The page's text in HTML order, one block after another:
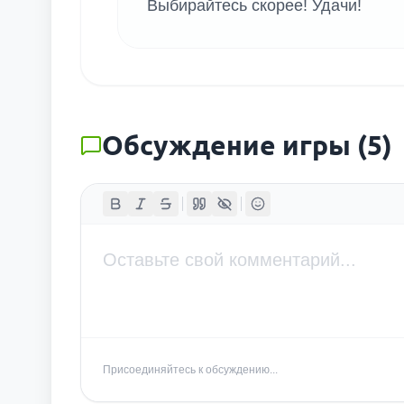
Выбирайтесь скорее! Удачи!
Обсуждение игры (5)
Присоединяйтесь к обсуждению...